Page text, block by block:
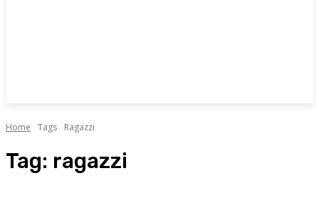
Home Tags Ragazzi
Tag: ragazzi